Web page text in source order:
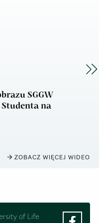
SGGW
na
ZOBACZ WIĘCEJ WIDEO
of Life